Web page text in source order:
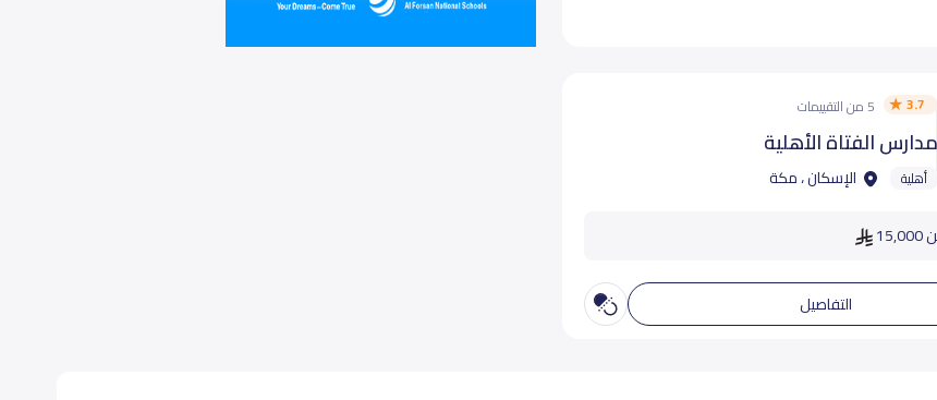
3.7 5 من التقييمات
مدارس الفتاة الأهلية
أهلية الإسكان ، مكة
التفاصيل